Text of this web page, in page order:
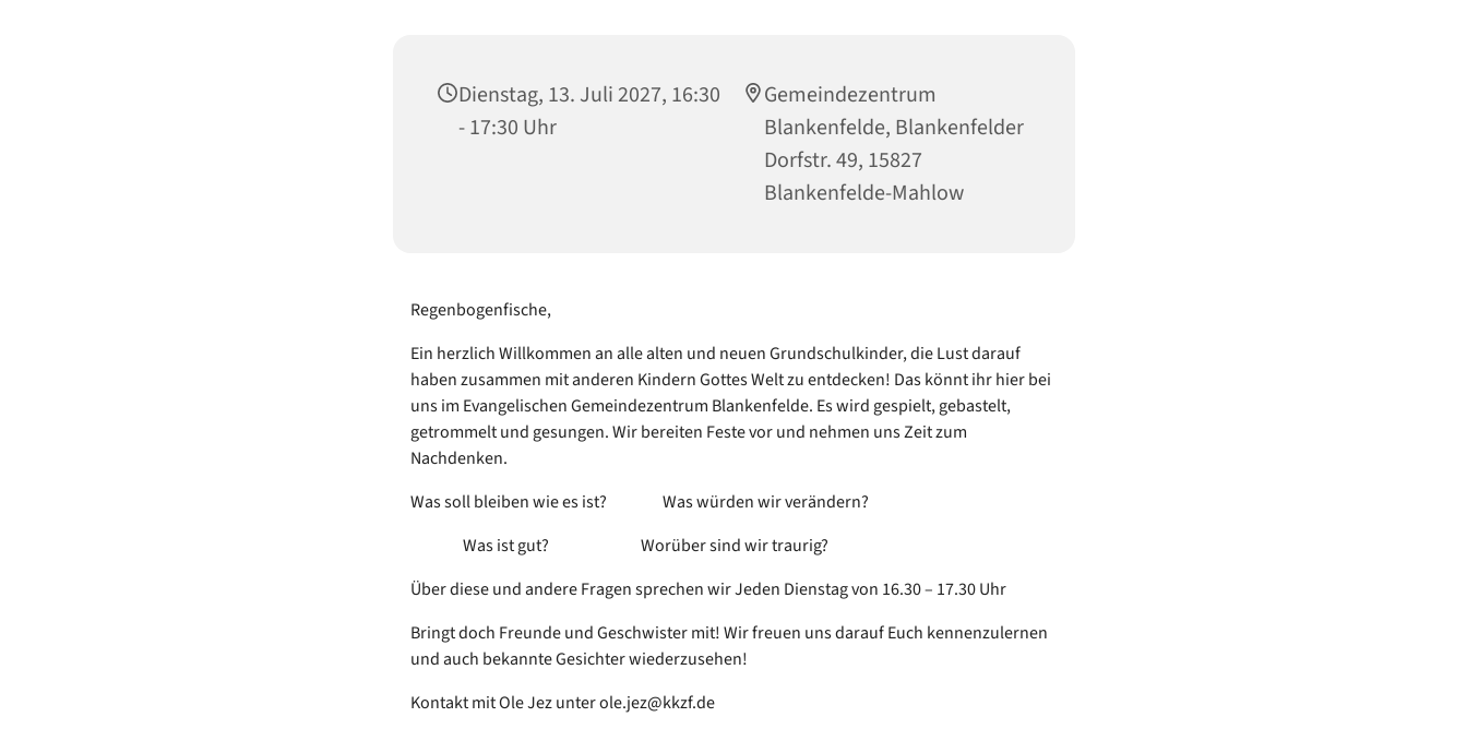
Dienstag, 13. Juli 2027, 16:30
- 17:30 Uhr
Gemeindezentrum
Blankenfelde, Blankenfelder
Dorfstr. 49, 15827
Blankenfelde-Mahlow
Regenbogenfische,
Ein herzlich Willkommen an alle alten und neuen Grundschulkinder, die Lust darauf
haben zusammen mit anderen Kindern Gottes Welt zu entdecken! Das könnt ihr hier bei
uns im Evangelischen Gemeindezentrum Blankenfelde. Es wird gespielt, gebastelt,
getrommelt und gesungen. Wir bereiten Feste vor und nehmen uns Zeit zum
Nachdenken.
Was soll bleiben wie es ist? Was würden wir verändern?
Was ist gut? Worüber sind wir traurig?
Über diese und andere Fragen sprechen wir Jeden Dienstag von 16.30 – 17.30 Uhr
Bringt doch Freunde und Geschwister mit! Wir freuen uns darauf Euch kennenzulernen
und auch bekannte Gesichter wiederzusehen!
Kontakt mit Ole Jez unter ole.jez@kkzf.de